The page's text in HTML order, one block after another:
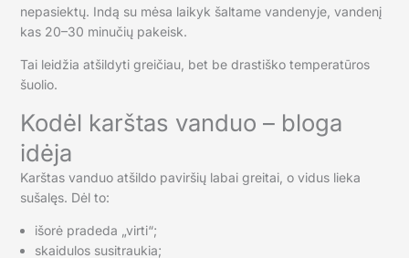
nepasiektų. Indą su mėsa laikyk šaltame vandenyje, vandenį
kas 20–30 minučių pakeisk.
Tai leidžia atšildyti greičiau, bet be drastiško temperatūros
šuolio.
Kodėl karštas vanduo – bloga
idėja
Karštas vanduo atšildo paviršių labai greitai, o vidus lieka
sušalęs. Dėl to:
išorė pradeda „virti“;
skaidulos susitraukia;